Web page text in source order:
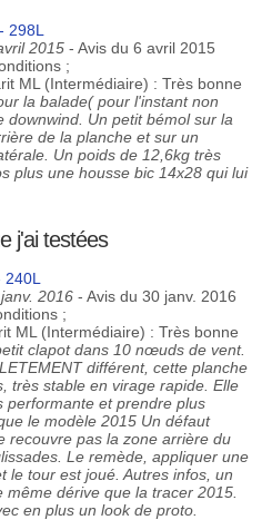
298L
2015 - Avis du 6 avril 2015
;
ML (Intermédiaire) : Très bonne
la balade( pour l'instant non
downwind. Un petit bémol sur la
de la planche et sur un
Un poids de 12,6kg très
plus une housse bic 14x28 qui lui
j'ai testées
2016 - Avis du 30 janv. 2016
;
ML (Intermédiaire) : Très bonne
clapot dans 10 nœuds de vent.
différent, cette planche
très stable en virage rapide. Elle
performante et prendre plus
le modèle 2015 Un défaut
recouvre pas la zone arrière du
Le remède, appliquer une
le tour est joué. Autres infos, un
même dérive que la tracer 2015.
en plus un look de proto.